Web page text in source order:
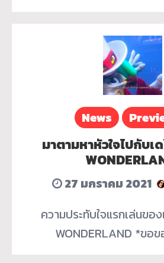
News
มาตามหาหัวใจไปกับเ
27 มกราคม 2021
ความประทับใจแรกเล่นขอ
WONDERLAND *ขอ